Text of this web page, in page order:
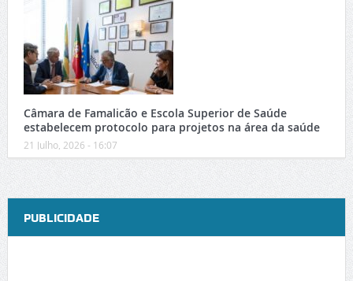
Câmara de Famalicão e Escola Superior de Saúde
estabelecem protocolo para projetos na área da saúde
21 Julho, 2026 - 16:07
PUBLICIDADE